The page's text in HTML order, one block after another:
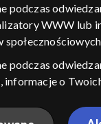
którego się
z czym część
materiały
podczas
WWW lub
podczas
o
tworzenia